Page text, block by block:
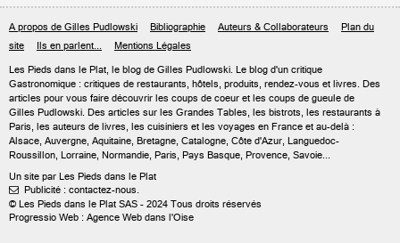
A propos de Gilles Pudlowski Bibliographie Auteurs & Collaborateurs
Plan du
site
Ils en parlent... Mentions Légales
Les Pieds dans le Plat, le blog de Gilles Pudlowski. Le blog d'un critique
Gastronomique : critiques de restaurants, hôtels, produits, rendez-vous et livres. Des
articles pour vous faire découvrir les coups de coeur et les coups de gueule de
Gilles Pudlowski. Des articles sur les Grandes Tables, les bistrots, les restaurants à
Paris, les auteurs de livres, les cuisiniers et les voyages en France et au-delà :
Alsace, Auvergne, Aquitaine, Bretagne, Catalogne, Côte d'Azur, Languedoc-
Roussillon, Lorraine, Normandie, Paris, Pays Basque, Provence, Savoie...
Un site par Les Pieds dans le Plat
 Publicité : contactez-nous.
© Les Pieds dans le Plat SAS - 2024 Tous droits réservés
Progressio Web : Agence Web dans l'Oise